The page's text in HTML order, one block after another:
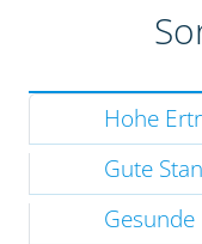
Hohe
Gute
Gesunde